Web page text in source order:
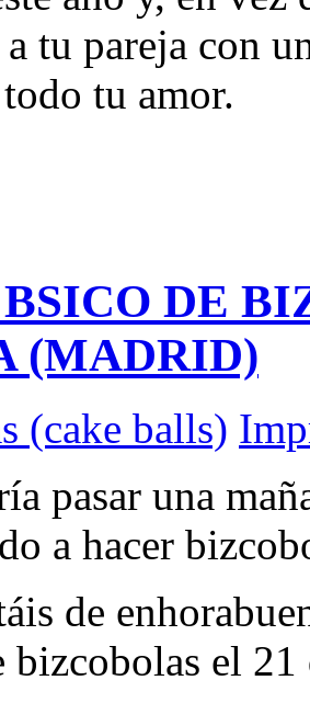
tu pareja con
tu amor.
BSICO DE
(MADRID)
(cake balls)
pasar una
a hacer
de
bizcobolas el